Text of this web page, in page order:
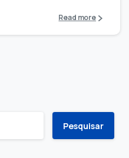
Read more
Pesquisar